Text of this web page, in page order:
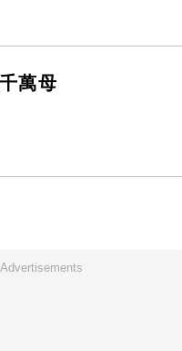
萬母
Advertisements